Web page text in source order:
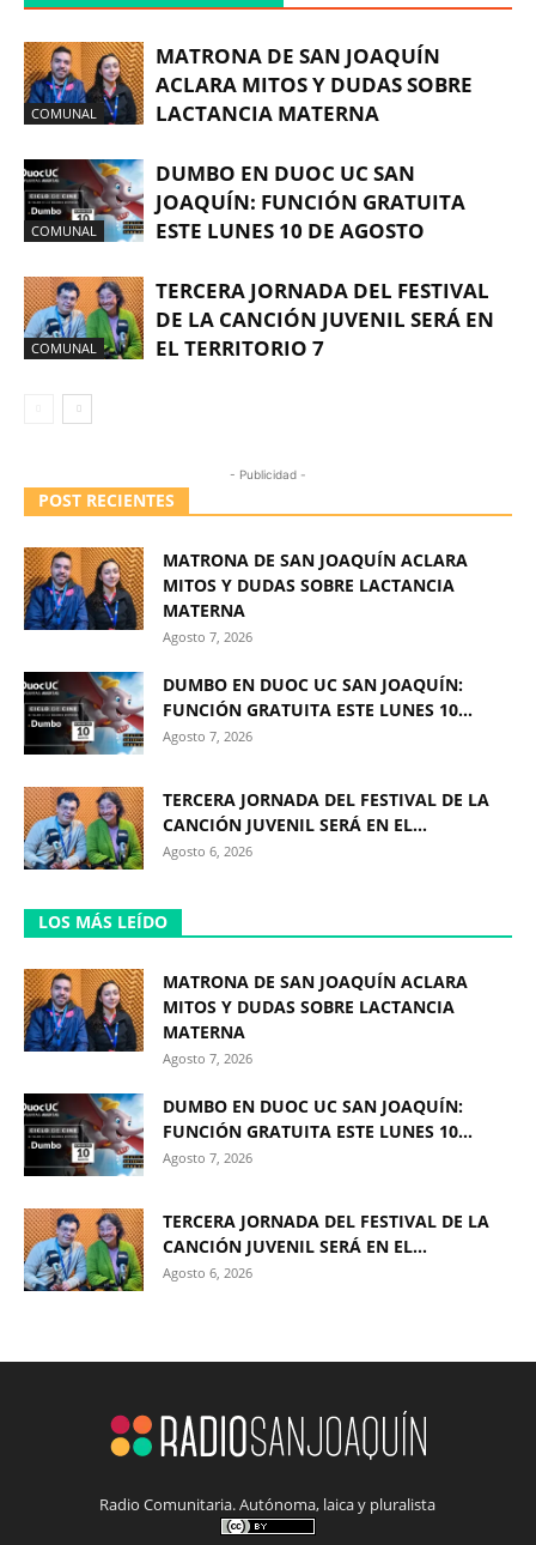
COMUNAL
MATRONA DE SAN JOAQUÍN
ACLARA MITOS Y DUDAS SOBRE
LACTANCIA MATERNA
COMUNAL
DUMBO EN DUOC UC SAN
JOAQUÍN: FUNCIÓN GRATUITA
ESTE LUNES 10 DE AGOSTO
COMUNAL
TERCERA JORNADA DEL FESTIVAL
DE LA CANCIÓN JUVENIL SERÁ EN
EL TERRITORIO 7
- Publicidad -
POST RECIENTES
MATRONA DE SAN JOAQUÍN ACLARA
MITOS Y DUDAS SOBRE LACTANCIA
MATERNA
Agosto 7, 2026
DUMBO EN DUOC UC SAN JOAQUÍN:
FUNCIÓN GRATUITA ESTE LUNES 10...
Agosto 7, 2026
TERCERA JORNADA DEL FESTIVAL DE LA
CANCIÓN JUVENIL SERÁ EN EL...
Agosto 6, 2026
LOS MÁS LEÍDO
MATRONA DE SAN JOAQUÍN ACLARA
MITOS Y DUDAS SOBRE LACTANCIA
MATERNA
Agosto 7, 2026
DUMBO EN DUOC UC SAN JOAQUÍN:
FUNCIÓN GRATUITA ESTE LUNES 10...
Agosto 7, 2026
TERCERA JORNADA DEL FESTIVAL DE LA
CANCIÓN JUVENIL SERÁ EN EL...
Agosto 6, 2026
Radio Comunitaria. Autónoma, laica y pluralista